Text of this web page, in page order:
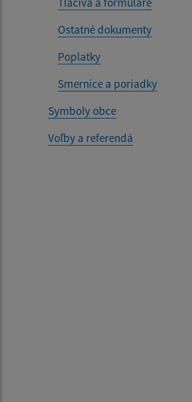
Ostatné dokumenty
Poplatky
Smernice a poriadky
Symboly obce
Voľby a referendá